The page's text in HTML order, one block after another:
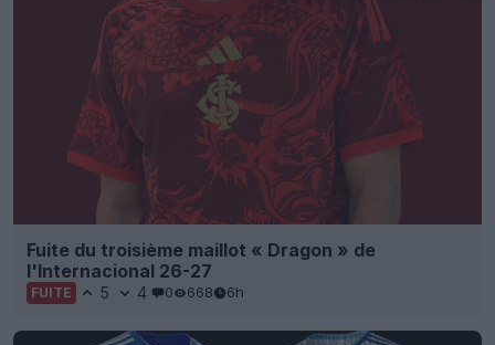
Fuite du troisième maillot « Dragon » de
l'Internacional 26-27
FUITE 5 4 0 668 6h